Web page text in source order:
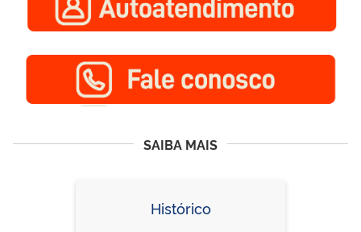
SAIBA MAIS
Histórico